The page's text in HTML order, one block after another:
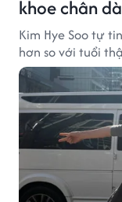
khoe chân
Kim Hye Soo tự
hơn so với tuổi